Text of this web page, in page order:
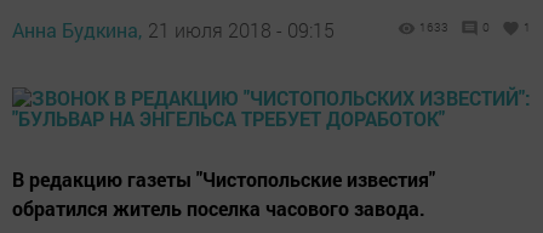
Анна Будкина, 21 июля 2018 - 09:15 1633 0 1
В редакцию газеты "Чистопольские известия"
обратился житель поселка часового завода.